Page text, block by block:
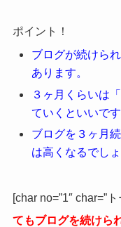
ポイント！
ブログが続けら
あります。
３ヶ月くらいは
ていくといいです
ブログを３ヶ月
は高くなるでしょ
[char no=”1″ char=”ト
てもブログを続けら